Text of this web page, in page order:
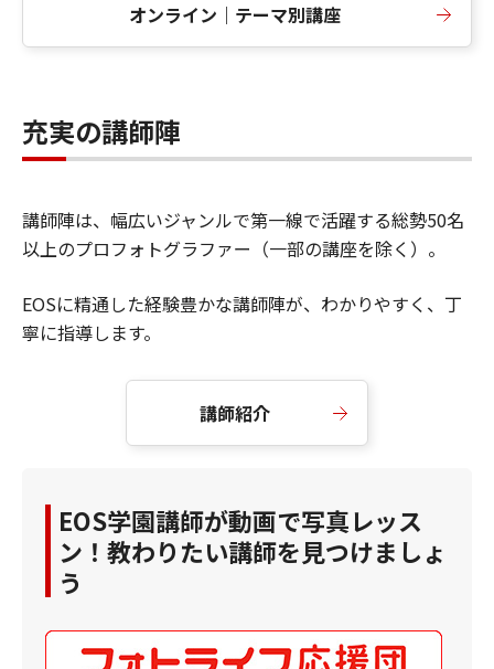
オンライン｜テーマ別講座
充実の講師陣
講師陣は、幅広いジャンルで第一線で活躍する総勢50名
以上のプロフォトグラファー（一部の講座を除く）。
EOSに精通した経験豊かな講師陣が、わかりやすく、丁
寧に指導します。
講師紹介
EOS学園講師が動画で写真レッス
ン！教わりたい講師を見つけましょ
う